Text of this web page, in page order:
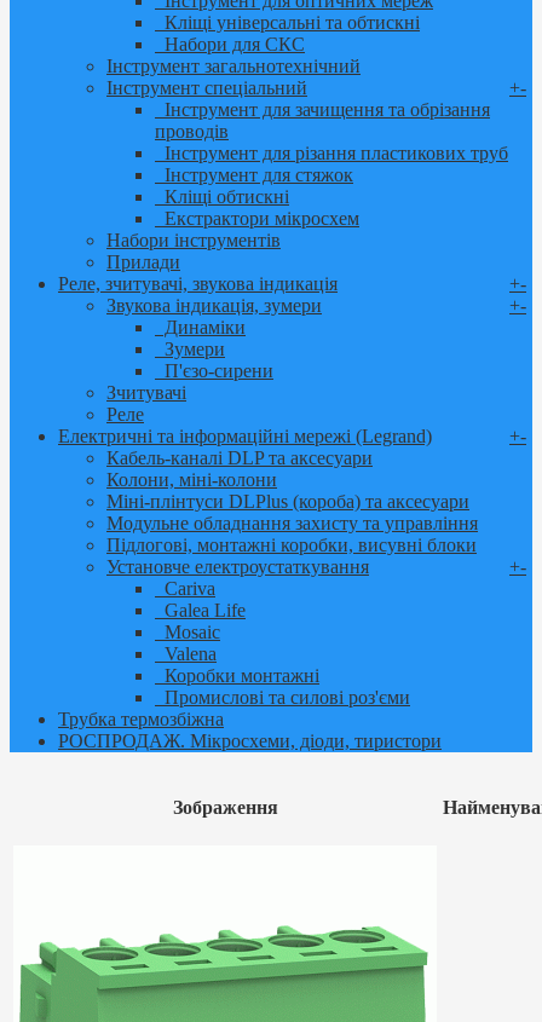
Кліщі універсальні та обтискні
Набори для СКС
Інструмент загальнотехнічний
Інструмент спеціальний
+-
Інструмент для зачищення та обрізання
проводів
Інструмент для різання пластикових труб
Інструмент для стяжок
Кліщі обтискні
Екстрактори мікросхем
Набори інструментів
Прилади
Реле, зчитувачі, звукова індикація
+-
Звукова індикація, зумери
+-
Динаміки
Зумери
П'єзо-сирени
Зчитувачі
Реле
Електричні та інформаційні мережі (Legrand)
+-
Кабель-каналі DLP та аксесуари
Колони, міні-колони
Міні-плінтуси DLPlus (короба) та аксесуари
Модульне обладнання захисту та управління
Підлогові, монтажні коробки, висувні блоки
Установче електроустаткування
+-
Cariva
Galea Life
Mosaic
Valena
Коробки монтажні
Промислові та силові роз'єми
Трубка термозбіжна
РОСПРОДАЖ. Мікросхеми, діоди, тиристори
Зображення